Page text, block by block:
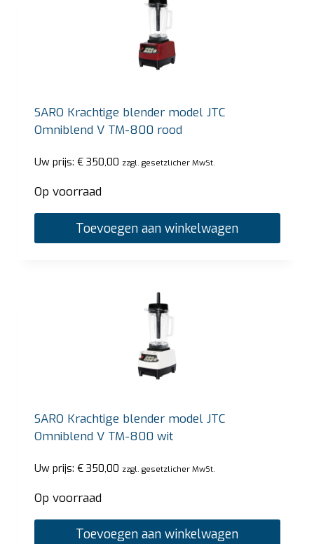
SARO Krachtige blender model JTC
Omniblend V TM-800 rood
Uw prijs: €350,00 zzgl. gesetzlicher MwSt.
Op voorraad
Toevoegen aan winkelwagen
SARO Krachtige blender model JTC
Omniblend V TM-800 wit
Uw prijs: €350,00 zzgl. gesetzlicher MwSt.
Op voorraad
Toevoegen aan winkelwagen